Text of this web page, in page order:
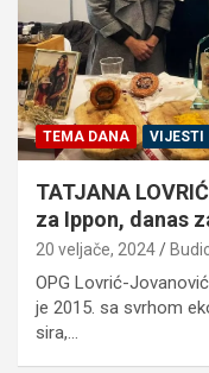
TEMA DANA VIJESTI
TATJANA
za Ippon, danas
20 veljače, 2024
OPG Lovrić-
je 2015. sa svrhom
sira,…